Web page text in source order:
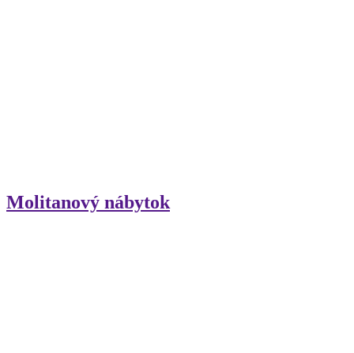
Molitanový nábytok